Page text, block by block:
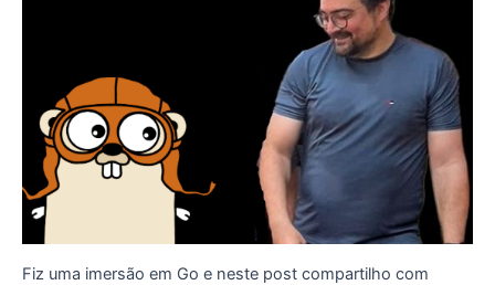
Fiz uma imersão em Go e neste post compartilho com